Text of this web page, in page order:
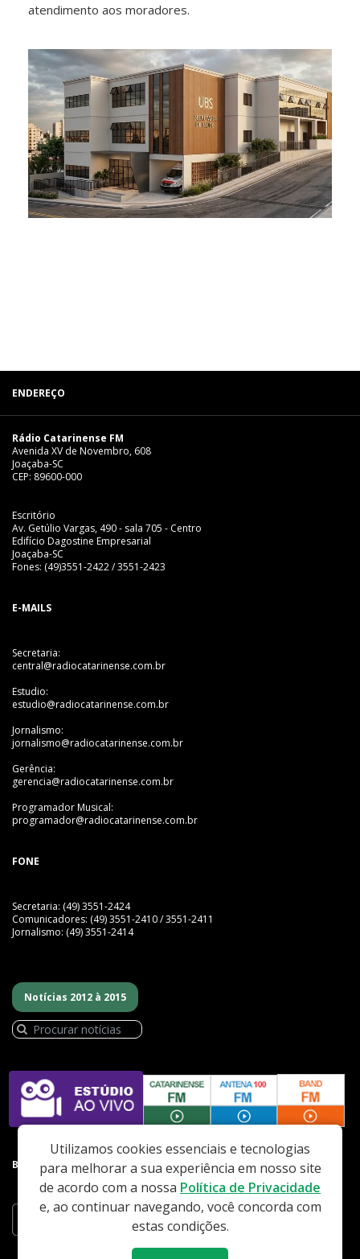
atendimento aos moradores.
ENDEREÇO
Rádio Catarinense FM
Avenida XV de Novembro, 608
Joaçaba-SC
CEP: 89600-000
Escritório
Av. Getúlio Vargas, 490 - sala 705 - Centro
Edifício Dagostine Empresarial
Joaçaba-SC
Fones: (49)3551-2422 / 3551-2423
E-MAILS
Secretaria:
central@radiocatarinense.com.br
Estudio:
estudio@radiocatarinense.com.br
Jornalismo:
jornalismo@radiocatarinense.com.br
Gerência:
gerencia@radiocatarinense.com.br
Programador Musical:
programador@radiocatarinense.com.br
FONE
Secretaria: (49) 3551-2424
Comunicadores: (49) 3551-2410 / 3551-2411
Jornalismo: (49) 3551-2414
Notícias 2012 à 2015
BAIXE NOSSO APP
Utilizamos cookies essenciais e tecnologias
para melhorar a sua experiência em nosso site
de acordo com a nossa Política de Privacidade
e, ao continuar navegando, você concorda com
estas condições.